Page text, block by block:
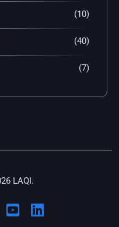
(10)
(40)
(7)
LAQI.